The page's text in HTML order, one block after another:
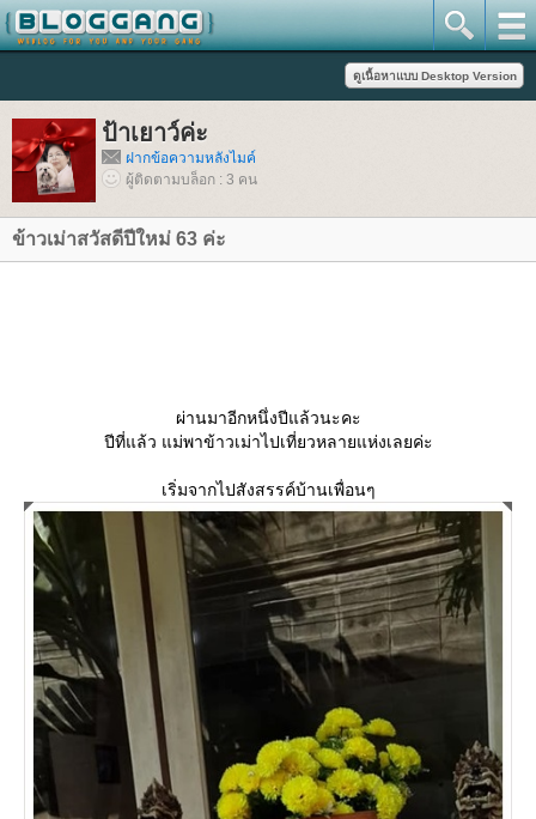
ป้าเยาว์ค่ะ
ฝากข้อความหลังไมค์
ผู้ติดตามบล็อก : 3 คน
ข้าวเม่าสวัสดีปีใหม่ 63 ค่ะ
ผ่านมาอีกหนึ่งปีแล้วนะคะ
ปีที่แล้ว แม่พาข้าวเม่าไปเที่ยวหลายแห่งเลยค่ะ
เริ่มจากไปสังสรรค์บ้านเพื่อนๆ